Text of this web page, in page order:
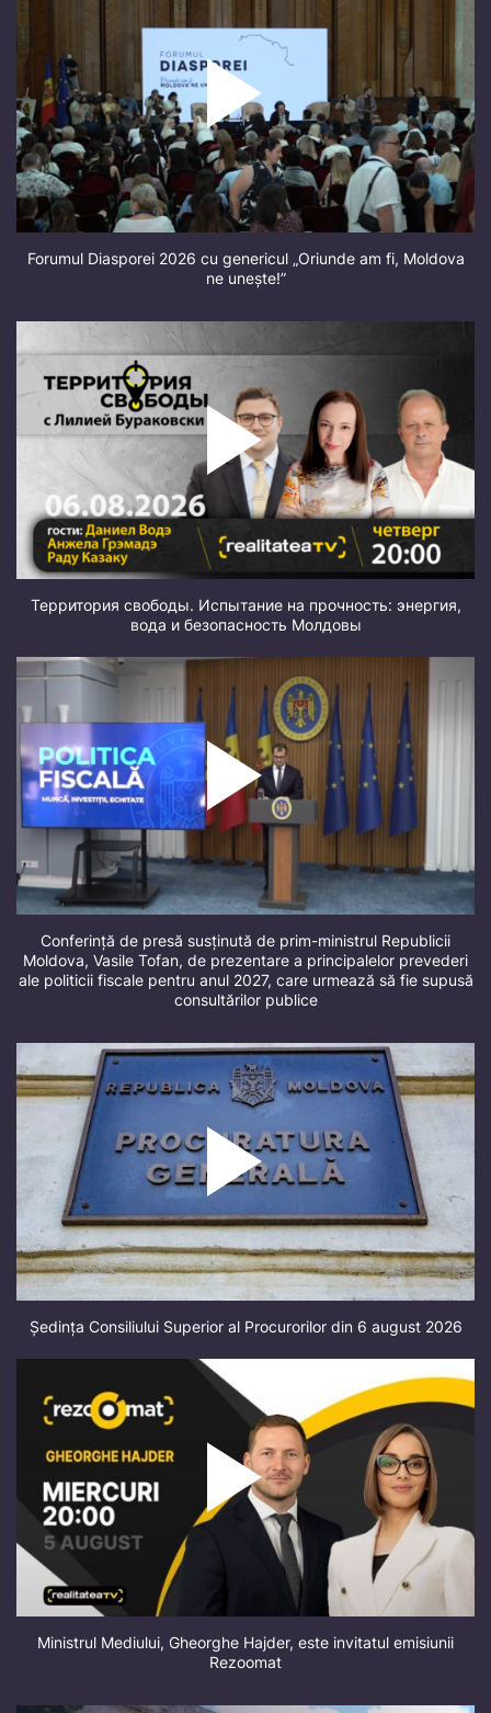
Forumul Diasporei 2026 cu genericul „Oriunde am fi, Moldova
ne unește!”
Территория свободы. Испытание на прочность: энергия,
вода и безопасность Молдовы
Conferință de presă susținută de prim-ministrul Republicii
Moldova, Vasile Tofan, de prezentare a principalelor prevederi
ale politicii fiscale pentru anul 2027, care urmează să fie supusă
consultărilor publice
Ședința Consiliului Superior al Procurorilor din 6 august 2026
Ministrul Mediului, Gheorghe Hajder, este invitatul emisiunii
Rezoomat